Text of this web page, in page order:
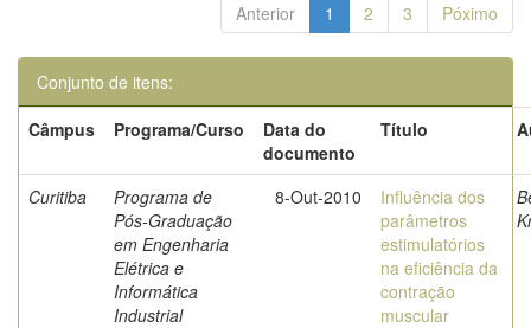
Anterior 1 2 3 Póximo
Conjunto de itens:
Câmpus
Programa/Curso
Data do
documento
Título
Curitiba
Programa de
Pós-Graduação
em Engenharia
Elétrica e
Informática
Industrial
8-Out-2010
Influência dos
parâmetros
estimulatórios
na eficiência da
contração
muscular